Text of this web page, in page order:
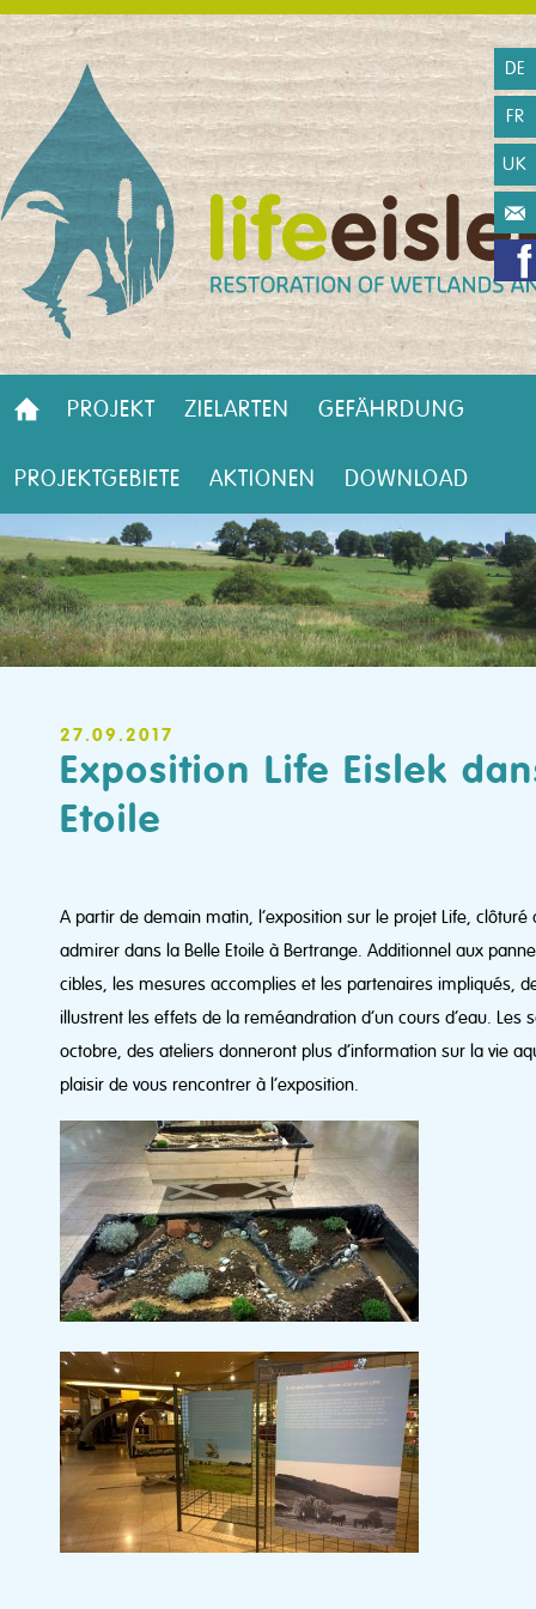
PROJEKT ZIELARTEN GEFÄHRDUNG
PROJEKTGEBIETE AKTIONEN DOWNLOAD
DE
FR
UK
27.09.2017
Exposition Life Eislek
Etoile
A partir de demain matin, l’exposition sur le projet Life,
admirer dans la Belle Etoile à Bertrange. Additionnel aux
cibles, les mesures accomplies et les partenaires impliqués,
illustrent les effets de la reméandration d’un cours d’eau. Les
octobre, des ateliers donneront plus d’information sur la vie
plaisir de vous rencontrer à l’exposition.